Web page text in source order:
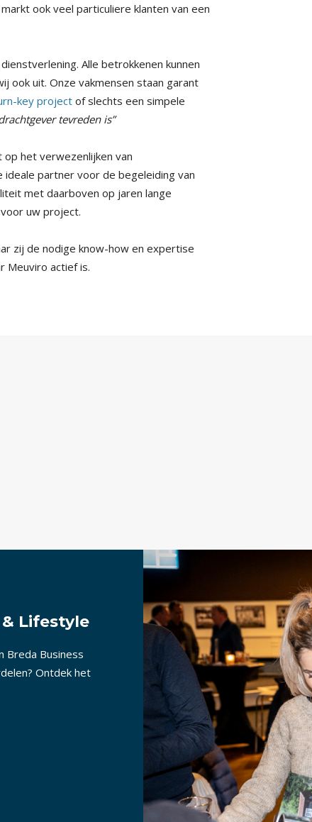
ook veel particuliere klanten van een
Alle betrokkenen kunnen
ook uit. Onze vakmensen staan garant
key project of slechts een simpele
tevreden is”
het verwezenlijken van
partner voor de begeleiding van
met daarboven op jaren lange
uw project.
zij de nodige know-how en expertise
Meuviro actief is.
Lifestyle
Breda Business
Ontdek het